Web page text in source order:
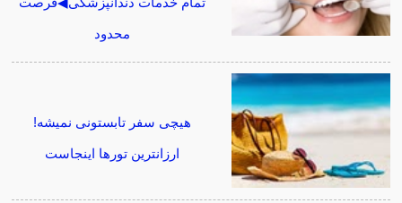
محدود
هیچی سفر تابستونی نمیشه!
ارزانترین تورها اینجاست